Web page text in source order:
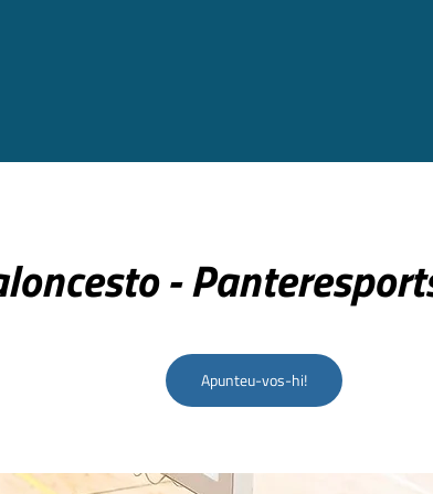
-
Apunteu-vos-hi!